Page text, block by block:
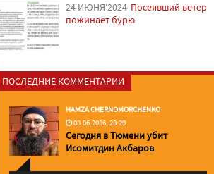
24 ИЮНЯ'2024 Посеявший ветер
пожинает бурю
ПОСЛЕДНИЕ КОММЕНТАРИИ
HAMZA CHERNOMORCHENKO
03.06.2026, 23:29
Сегодня в Тюмени убит
Исомитдин Акбаров